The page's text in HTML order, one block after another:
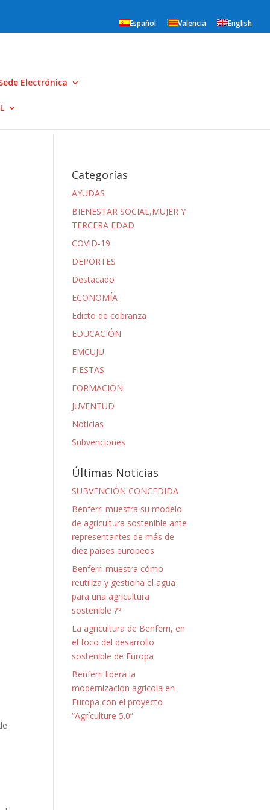
Español
Valencià English
Electrónica
Categorías
AYUDAS
BIENESTAR SOCIAL,MUJER Y
TERCERA EDAD
COVID-19
DEPORTES
Destacado
ECONOMÍA
Edicto de cobranza
EDUCACIÓN
EMCUJU
FIESTAS
FORMACIÓN
JUVENTUD
Noticias
Subvenciones
Últimas Noticias
SUBVENCIÓN CONCEDIDA
Benferri muestra su modelo
de agricultura sostenible ante
representantes de más de
diez países europeos
Benferri muestra cómo
reutiliza y gestiona el agua
para una agricultura
sostenible ??
La agricultura de Benferri, en
el foco del desarrollo
sostenible de Europa
Benferri lidera la
modernización agrícola en
Europa con el proyecto
“Agrículture 5.0”